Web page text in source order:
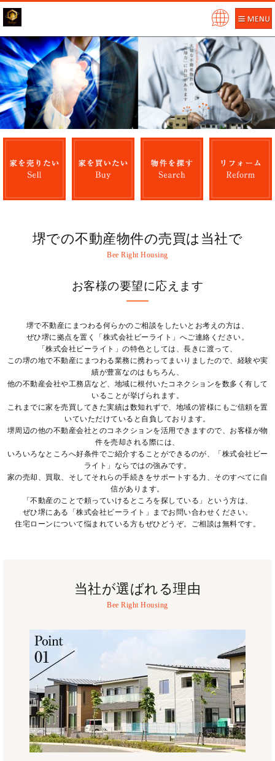
ered
by
堺での不動産物件の売買は当社で
お客様の要望に応えます
堺で不動産にまつわる何らかのご相談をしたいとお考えの方は、
ぜひ堺に拠点を置く「株式会社ビーライト」へご連絡ください。
「株式会社ビーライト」の特色としては、長きに渡って、
この堺の地で不動産にまつわる業務に携わってまいりましたので、経験や実
績が豊富なのはもちろん、
他の不動産会社や工務店など、地域に根付いたコネクションを数多く有して
いることが挙げられます。
これまでに家を売買してきた実績は数知れずで、地域の皆様にもご信頼を置
いていただけていると自負しております。
堺周辺の他の不動産会社とのコネクションを活用できますので、お客様が物
件を売却される際には、
いろいろなところへ好条件でご紹介することができるのが、「株式会社ビー
ライト」ならではの強みです。
家の売却、買取、そしてそれらの手続きをサポートする力、そのすべてに自
信があります。
「不動産のことで頼っていけるところを探している」という方は、
ぜひ堺にある「株式会社ビーライト」までお問い合わせください。
住宅ローンについて悩まれている方もぜひどうぞ。ご相談は無料です。
当社が選ばれる理由